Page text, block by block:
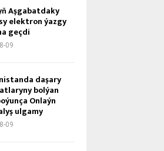
Aşgabatdaky
elektron ýazgy
geçdi
09
daşary
bolýan
Onlaýn
ulgamy
09